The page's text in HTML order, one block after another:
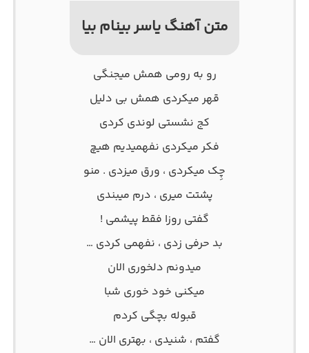
متن آهنگ یاسر بینام بیا
رو به رومی همش میجنگی
قهر میکردی همش بی دلیل
کج نشستی لوندی کردی
فکر میکردی نفهمیدیم هیچ
چِک میکردی ، ورق میزدی . منو
پشتت میری ، درم میبندی
گفتی روزا فقط پیشمی !
بد حرفی زدی ، نفهمی کردی …
میدونم دلخوری الان
میکنی خود خوری شبا
قبوله بچگی کردم
گفتم ، شنیدی ، بهتری الان …